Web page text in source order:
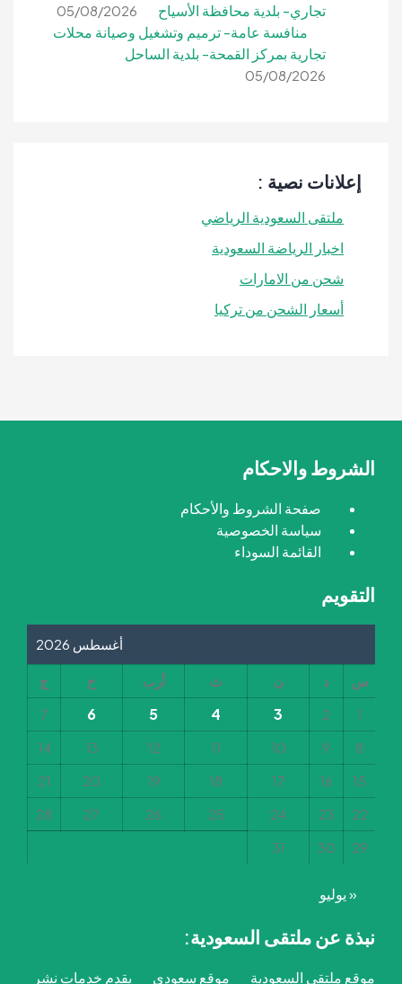
تجاري- بلدية محافظة الأسياح
05/08/2026
منافسة عامة- ترميم وتشغيل وصيانة محلات
تجارية بمركز القمحة- بلدية الساحل
05/08/2026
إعلانات نصية :
ملتقى السعودية الرياضي
اخبار الرياضة السعودية
شحن من الامارات
أسعار الشحن من تركيا
الشروط والاحكام
صفحة الشروط والأحكام
سياسة الخصوصية
القائمة السوداء
التقويم
أغسطس 2026
س د ن ث أرب خ
ج
1
2
3
4
5
6
7
8
9
10
11
12
13
14
15
16
17
18
19
20
21
22
23
24
25
26
27
28
29
30
31
« يوليو
نبذة عن ملتقى السعودية:
موقع ملتقى السعودية موقع سعودي يقدم خدمات نشر